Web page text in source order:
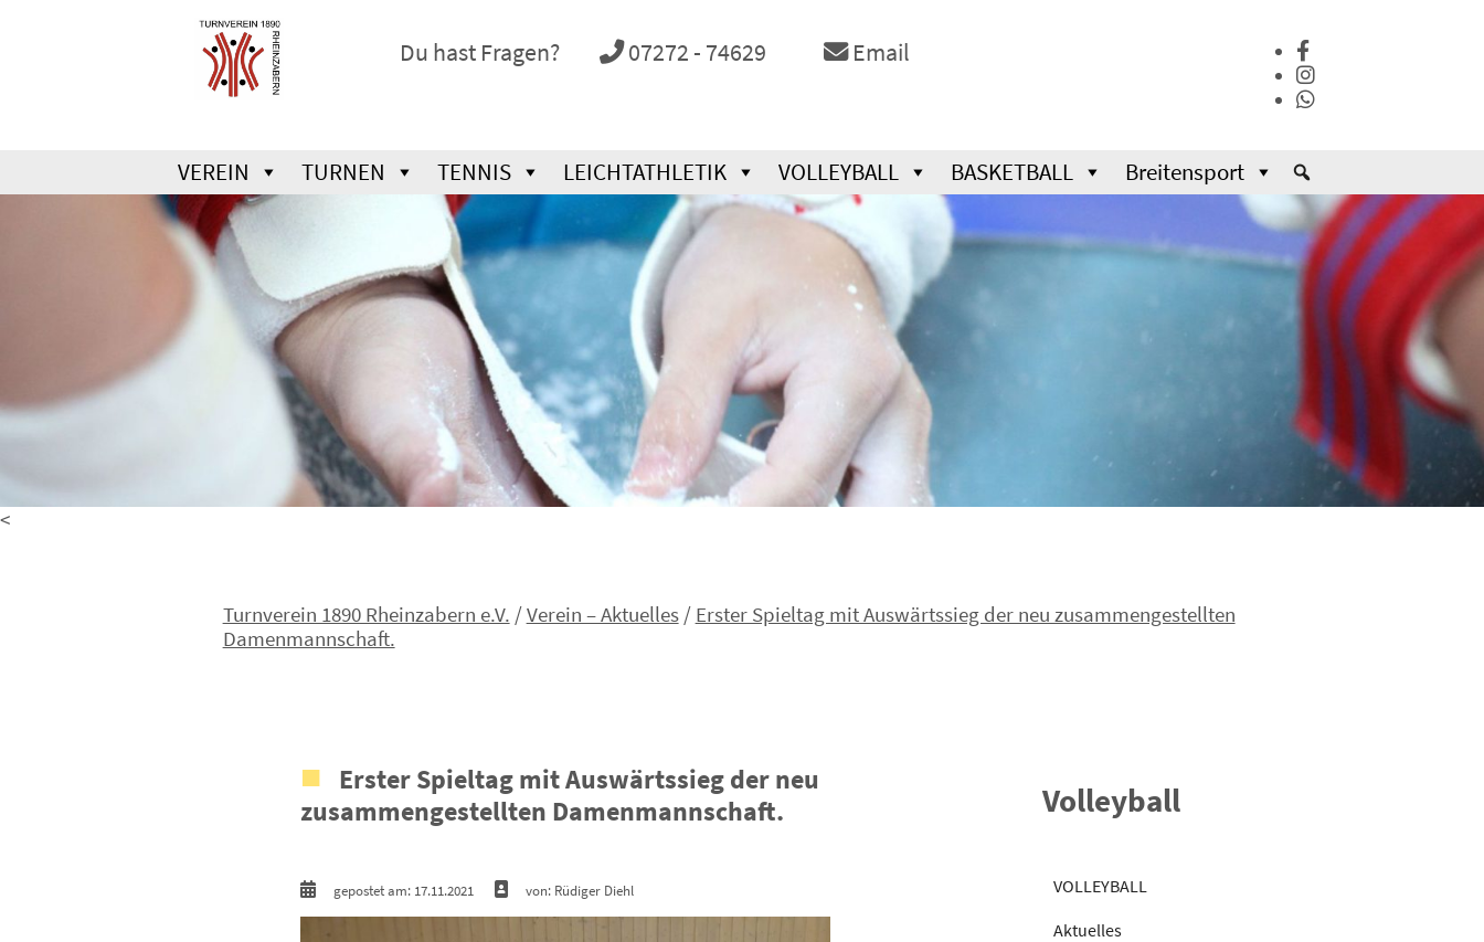
Du hast Fragen? 07272 - 74629 Email
VEREIN TURNEN TENNIS LEICHTATHLETIK VOLLEYBALL BASKETBALL Breitensport
<
Turnverein 1890 Rheinzabern e.V. /Verein – Aktuelles/ Erster Spieltag mit Auswärtssieg der neu zusammengestellten
Damenmannschaft.
Erster Spieltag mit Auswärtssieg der neu
zusammengestellten Damenmannschaft.
gepostet am: 17.11.2021 von: Rüdiger Diehl
Volleyball
VOLLEYBALL
Aktuelles